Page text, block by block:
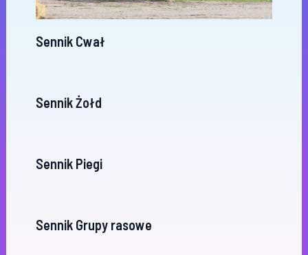
Sennik Cwał
Sennik Żołd
Sennik Piegi
Sennik Grupy rasowe